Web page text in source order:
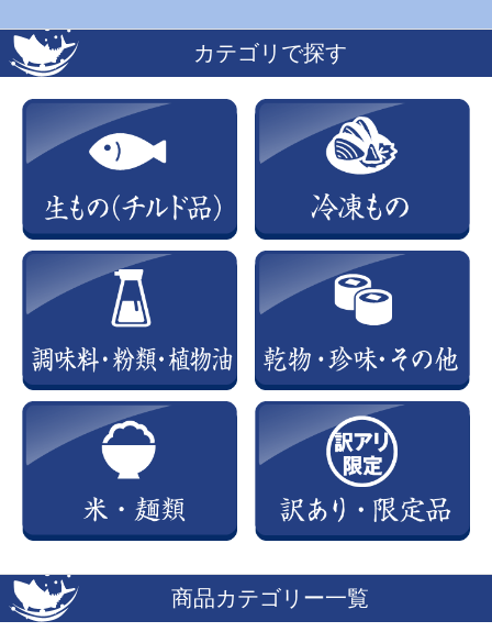
カテゴリで探す
商品カテゴリー一覧